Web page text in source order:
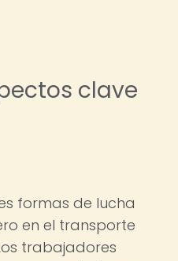
clave
formas de lucha
en el transporte
trabajadores